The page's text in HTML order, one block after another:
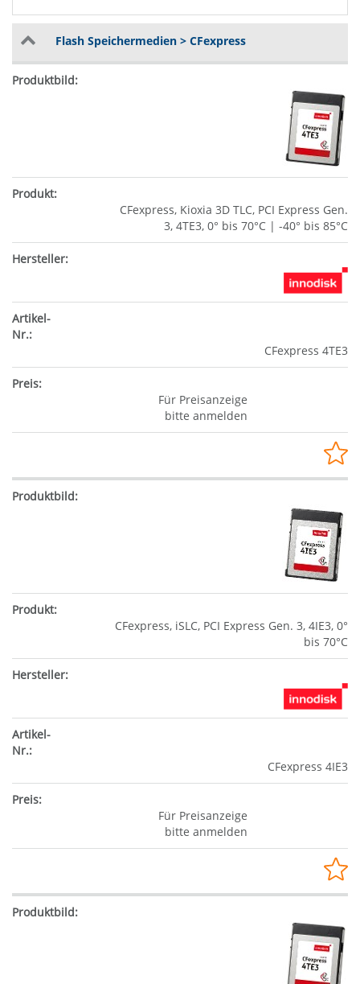
Flash Speichermedien > CFexpress
CFexpress, Kioxia 3D TLC, PCI Express Gen.
3, 4TE3, 0° bis 70°C | -40° bis 85°C
CFexpress 4TE3
Für Preisanzeige
bitte anmelden
CFexpress, iSLC, PCI Express Gen. 3, 4IE3, 0°
bis 70°C
CFexpress 4IE3
Für Preisanzeige
bitte anmelden